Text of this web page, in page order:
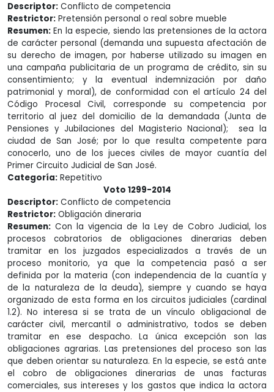
Descriptor: Conflicto de competencia
Restrictor: Pretensión personal o real sobre mueble
Resumen: En la especie, siendo las pretensiones de la actora
de carácter personal (demanda una supuesta afectación de
su derecho de imagen, por haberse utilizado su imagen en
una campaña publicitaria de un programa de crédito, sin su
consentimiento; y la eventual indemnización por daño
patrimonial y moral), de conformidad con el artículo 24 del
Código Procesal Civil, corresponde su competencia por
territorio al juez del domicilio de la demandada (Junta de
Pensiones y Jubilaciones del Magisterio Nacional); sea la
ciudad de San José; por lo que resulta competente para
conocerlo, uno de los jueces civiles de mayor cuantía del
Primer Circuito Judicial de San José.
Categoría: Repetitivo
Voto 1299-2014
Descriptor: Conflicto de competencia
Restrictor: Obligación dineraria
Resumen: Con la vigencia de la Ley de Cobro Judicial, los
procesos cobratorios de obligaciones dinerarias deben
tramitar en los juzgados especializados a través de un
proceso monitorio, ya que la competencia pasó a ser
definida por la materia (con independencia de la cuantía y
de la naturaleza de la deuda), siempre y cuando se haya
organizado de esta forma en los circuitos judiciales (cardinal
1.2). No interesa si se trata de un vínculo obligacional de
carácter civil, mercantil o administrativo, todos se deben
tramitar en ese despacho. La única excepción son las
obligaciones agrarias. Las pretensiones del proceso son las
que deben orientar su naturaleza. En la especie, se está ante
el cobro de obligaciones dinerarias de unas facturas
comerciales, sus intereses y los gastos que indica la actora